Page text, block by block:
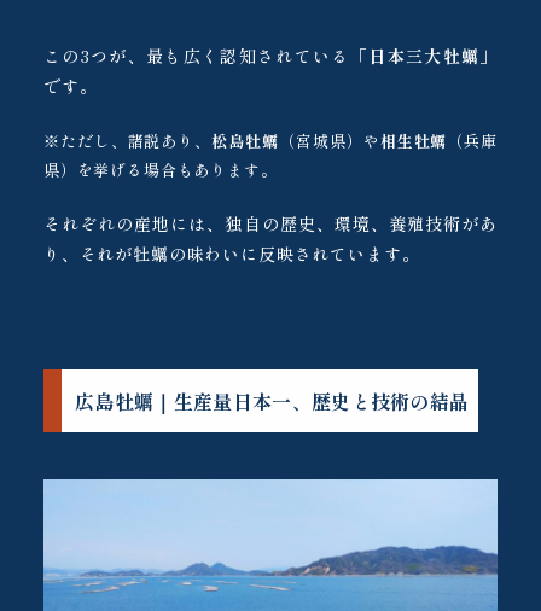
この3つが、最も広く認知されている「 日本三大牡蠣 」
です。
※ただし、諸説あり、松島牡蠣 （宮城県）や相生牡蠣 （兵庫
県）を挙げる場合もあります。
それぞれの産地には、独自の歴史、環境、養殖技術があ
り、それが牡蠣の味わいに反映されています。
広島牡蠣｜生産量日本一、歴史と技術の結晶